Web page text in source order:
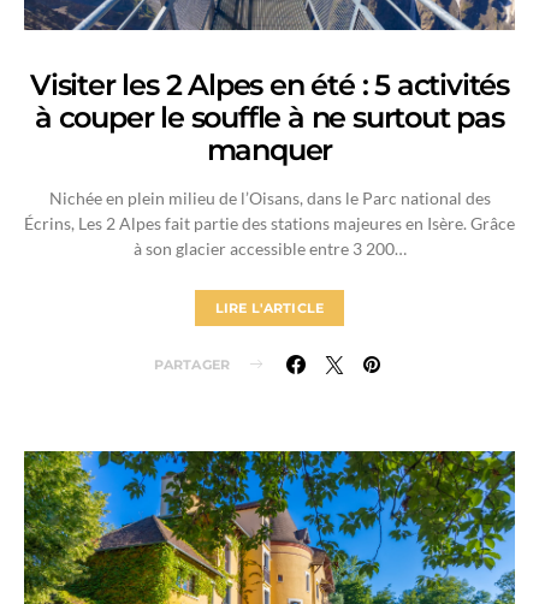
Visiter les 2 Alpes en été : 5 activités
à couper le souffle à ne surtout pas
manquer
Nichée en plein milieu de l’Oisans, dans le Parc national des
Écrins, Les 2 Alpes fait partie des stations majeures en Isère. Grâce
à son glacier accessible entre 3 200…
LIRE L'ARTICLE
PARTAGER